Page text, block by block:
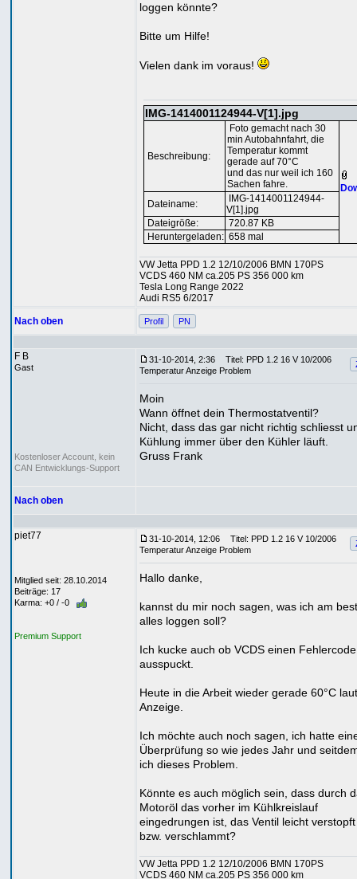
loggen könnte?
Bitte um Hilfe!
Vielen dank im voraus!
IMG-1414001124944-V[1].jpg
Beschreibung:
Foto gemacht nach 30
min Autobahnfahrt, die
Temperatur kommt
gerade auf 70°C
und das nur weil ich 160
Sachen fahre.
Dateiname:
IMG-1414001124944-
V[1].jpg
Dateigröße:
720.87 KB
Heruntergeladen: 658 mal
VW Jetta PPD 1.2 12/10/2006 BMN 170PS
VCDS 460 NM ca.205 PS 356 000 km
Tesla Long Range 2022
Audi RS5 6/2017
Nach oben Profil PN
F B
Gast
Kostenloser Account, kein
CAN Entwicklungs-Support
31-10-2014, 2:36
Titel: PPD 1.2 16 V 10/2006
Temperatur Anzeige Problem
Moin
Wann öffnet dein Thermostatventil?
Nicht, dass das gar nicht richtig schliesst
Kühlung immer über den Kühler läuft.
Gruss Frank
Nach oben
piet77
Mitglied seit: 28.10.2014
Beiträge: 17
Karma: +0 / -0
Premium Support
31-10-2014, 12:06
Titel: PPD 1.2 16 V 10/2006
Temperatur Anzeige Problem
Hallo danke,
kannst du mir noch sagen, was ich am
alles loggen soll?
Ich kucke auch ob VCDS einen Fehlercode
ausspuckt.
Heute in die Arbeit wieder gerade 60°C laut
Anzeige.
Ich möchte auch noch sagen, ich hatte
Überprüfung so wie jedes Jahr und
ich dieses Problem.
Könnte es auch möglich sein, dass durch
Motoröl das vorher im Kühlkreislauf
eingedrungen ist, das Ventil leicht
bzw. verschlammt?
VW Jetta PPD 1.2 12/10/2006 BMN 170PS
VCDS 460 NM ca.205 PS 356 000 km